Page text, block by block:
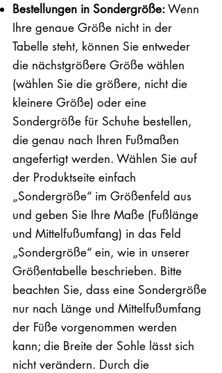
Bestellungen in Sondergröße:Wenn
Ihre genaue Größe nicht in der
Tabelle steht, können Sie entweder
die nächstgrößere Größe wählen
(wählen Sie die größere, nicht die
kleinere Größe) oder eine
Sondergröße für Schuhe bestellen,
die genau nach Ihren Fußmaßen
angefertigt werden. Wählen Sie auf
der Produktseite einfach
„Sondergröße“ im Größenfeld aus
und geben Sie Ihre Maße (Fußlänge
und Mittelfußumfang) in das Feld
„Sondergröße“ ein, wie in unserer
Größentabelle beschrieben. Bitte
beachten Sie, dass eine Sondergröße
nur nach Länge und Mittelfußumfang
der Füße vorgenommen werden
kann; die Breite der Sohle lässt sich
nicht verändern. Durch die